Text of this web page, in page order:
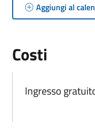
Aggiungi al
Costi
Ingresso